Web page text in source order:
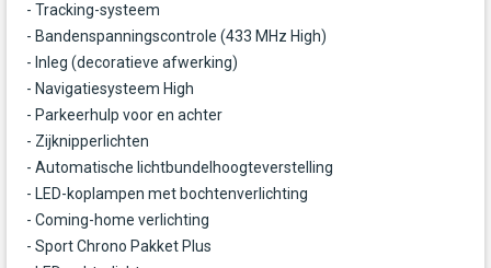
- Tracking-systeem
- Bandenspanningscontrole (433 MHz High)
- Inleg (decoratieve afwerking)
- Navigatiesysteem High
- Parkeerhulp voor en achter
- Zijknipperlichten
- Automatische lichtbundelhoogteverstelling
- LED-koplampen met bochtenverlichting
- Coming-home verlichting
- Sport Chrono Pakket Plus